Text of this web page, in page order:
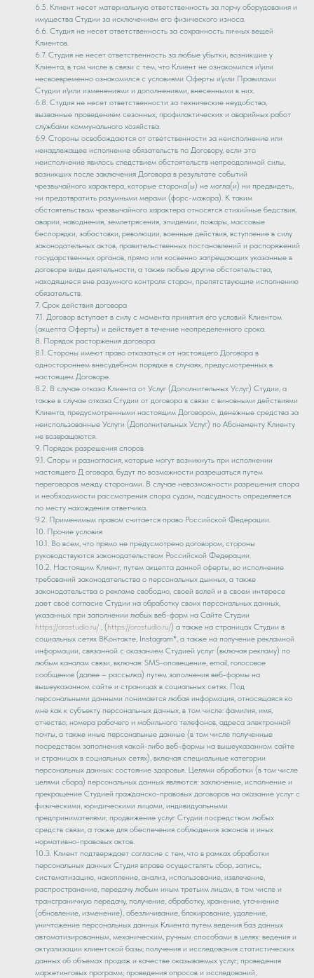
6.5. Клиент несет материальную ответственность за порчу оборудования и
имущества Студии за исключением его физического износа.
6.6. Студия не несет ответственность за сохранность личных вещей
Клиентов.
6.7. Студия не несет ответственность за любые убытки, возникшие у
Клиента, в том числе в связи с тем, что Клиент не ознакомился и\или
несвоевременно ознакомился с условиями Оферты и\или Правилами
Студии и\или изменениями и дополнениями, внесенными в них.
6.8. Студия не несет ответственности за технические неудобства,
вызванные проведением сезонных, профилактических и аварийных работ
службами коммунального хозяйства.
6.9. Стороны освобождаются от ответственности за неисполнение или
ненадлежащее исполнение обязательств по Договору, если это
неисполнение явилось следствием обстоятельств непреодолимой силы,
возникших после заключения Договора в результате событий
чрезвычайного характера, которые сторона(ы) не могла(и) ни предвидеть,
ни предотвратить разумными мерами (форс-мажора). К таким
обстоятельствам чрезвычайного характера относятся стихийные бедствия,
аварии, наводнения, землетрясения, эпидемии, пожары, массовые
беспорядки, забастовки, революции, военные действия, вступление в силу
законодательных актов, правительственных постановлений и распоряжений
государственных органов, прямо или косвенно запрещающих указанные в
договоре виды деятельности, а также любые другие обстоятельства,
находящиеся вне разумного контроля сторон, препятствующие исполнению
обязательств.
7. Срок действия договора
7.1. Договор вступает в силу с момента принятия его условий Клиентом
(акцепта Оферты) и действует в течение неопределенного срока.
8. Порядок расторжения договора
8.1. Стороны имеют право отказаться от настоящего Договора в
одностороннем внесудебном порядке в случаях, предусмотренных в
настоящем Договоре.
8.2. В случае отказа Клиента от Услуг (Дополнительных Услуг) Студии, а
также в случае отказа Студии от договора в связи с виновными действиями
Клиента, предусмотренными настоящим Договором, денежные средства за
неиспользованные Услуги (Дополнительных Услуг) по Абонементу Клиенту
не возвращаются.
9. Порядок разрешения споров
9.1. Споры и разногласия, которые могут возникнуть при исполнении
настоящего Д оговора, будут по возможности разрешаться путем
переговоров между сторонами. В случае невозможности разрешения спора
и необходимости рассмотрения спора судом, подсудность определяется
по месту нахождения ответчика.
9.2. Применимым правом считается право Российской Федерации.
10. Прочие условия
10.1. Во всем, что прямо не предусмотрено договором, стороны
руководствуются законодательством Российской Федерации.
10.2. Настоящим Клиент, путем акцепта данной оферты, во исполнение
требований законодательства о персональных дынных, а также
законодательства о рекламе свободно, своей волей и в своем интересе
дает своё согласие Студии на обработку своих персональных данных,
указанных при заполнении любых веб-форм на Сайте Студии
https://orostudio.ru/ , (https://orostudio.ru/) а также на страницах Студии в
социальных сетях ВКонтакте, Instagram*, а также на получение рекламной
информации, связанной с оказанием Студией услуг (включая рекламу) по
любым каналам связи, включая: SMS-оповещение, email, голосовое
сообщение (далее – рассылка) путем заполнения веб-формы на
вышеуказанном сайте и страницах в социальных сетях. Под
персональными данными понимается любая информация, относящаяся ко
мне как к субъекту персональных данных, в том числе: фамилия, имя,
отчество; номера рабочего и мобильного телефонов, адреса электронной
почты, а также иные персональные данные (в том числе полученные
посредством заполнения какой-либо веб-формы на вышеуказанном сайте
и страницах в социальных сетях), включая специальные категории
персональных данных: состояние здоровья. Целями обработки (в том числе
целями сбора) персональных данных являются: заключение, исполнение и
прекращение Студией гражданско-правовых договоров на оказание услуг с
физическими, юридическими лицами, индивидуальными
предпринимателями; продвижение услуг Студии посредством любых
средств связи, а также для обеспечения соблюдения законов и иных
нормативно-правовых актов.
10.3. Клиент подтверждает согласие с тем, что в рамках обработки
персональных данных Студия вправе осуществлять сбор, запись,
систематизацию, накопление, анализ, использование, извлечение,
распространение, передачу любым иным третьим лицам, в том числе и
трансграничную передачу, получение, обработку, хранение, уточнение
(обновление, изменение), обезличивание, блокирование, удаление,
уничтожение персональных данных Клиента путем ведения баз данных
автоматизированным, механическим, ручным способами в целях: ведения и
актуализации клиентской базы; получения и исследования статистических
данных об объемах продаж и качестве оказываемых услуг; проведения
маркетинговых программ; проведения опросов и исследований,